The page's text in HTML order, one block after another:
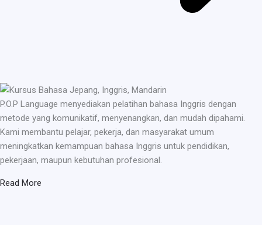
P.O.P Language menyediakan pelatihan bahasa Inggris dengan
metode yang komunikatif, menyenangkan, dan mudah dipahami.
Kami membantu pelajar, pekerja, dan masyarakat umum
meningkatkan kemampuan bahasa Inggris untuk pendidikan,
pekerjaan, maupun kebutuhan profesional.
Read More